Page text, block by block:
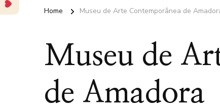
Home Museu de Arte Contemporânea de
Museu de
de Amadora